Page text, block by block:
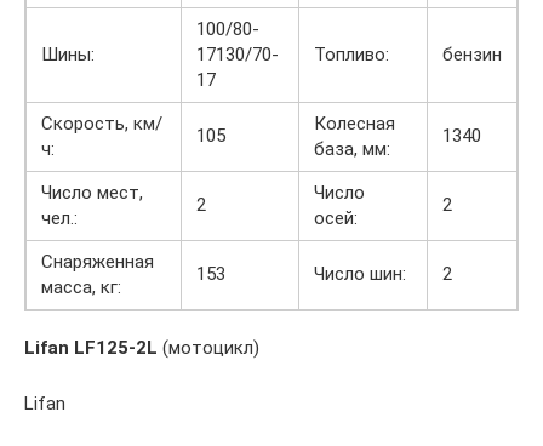
Шины:
100/80-
17130/70-
17
Топливо: бензин
Скорость, км/
ч:
105
Колесная
база, мм:
1340
Число мест,
чел.:
2
Число
осей:
2
Снаряженная
масса, кг:
153 Число шин: 2
Lifan LF125-2L (мотоцикл)
Lifan